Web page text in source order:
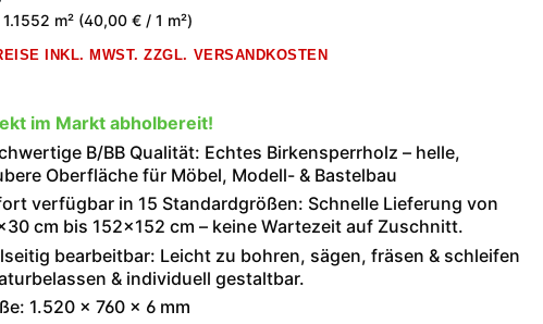
1.1552 m² (40,00 € / 1 m²)
INKL. MWST. ZZGL. VERSANDKOSTEN
im Markt abholbereit!
B/BB Qualität: Echtes Birkensperrholz – helle,
Oberfläche für Möbel, Modell- & Bastelbau
verfügbar in 15 Standardgrößen: Schnelle Lieferung von
cm bis 152×152 cm – keine Wartezeit auf Zuschnitt.
bearbeitbar: Leicht zu bohren, sägen, fräsen & schleifen
& individuell gestaltbar.
1.520 × 760 × 6 mm